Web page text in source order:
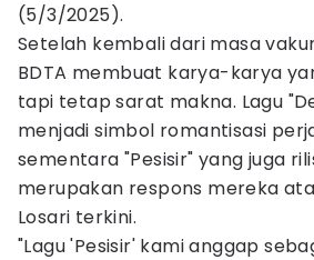
(5/3/2025).
Setelah kembali dari masa
BDTA membuat karya-karya
tapi tetap sarat makna. Lagu
menjadi simbol romantisasi
sementara "Pesisir" yang juga
merupakan respons mereka
Losari terkini.
"Lagu 'Pesisir' kami anggap